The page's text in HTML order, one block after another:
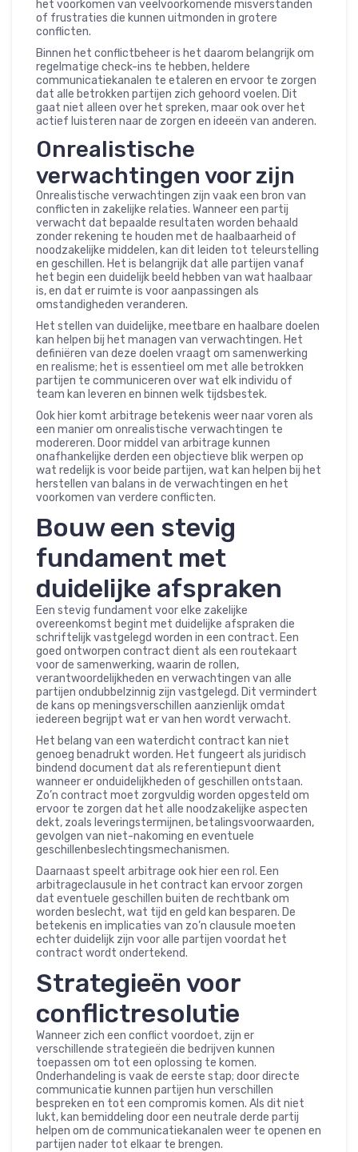
het voorkomen van veelvoorkomende misverstanden
of frustraties die kunnen uitmonden in grotere
conflicten.
Binnen het conflictbeheer is het daarom belangrijk om
regelmatige check-ins te hebben, heldere
communicatiekanalen te etaleren en ervoor te zorgen
dat alle betrokken partijen zich gehoord voelen. Dit
gaat niet alleen over het spreken, maar ook over het
actief luisteren naar de zorgen en ideeën van anderen.
Onrealistische
verwachtingen voor zijn
Onrealistische verwachtingen zijn vaak een bron van
conflicten in zakelijke relaties. Wanneer een partij
verwacht dat bepaalde resultaten worden behaald
zonder rekening te houden met de haalbaarheid of
noodzakelijke middelen, kan dit leiden tot teleurstelling
en geschillen. Het is belangrijk dat alle partijen vanaf
het begin een duidelijk beeld hebben van wat haalbaar
is, en dat er ruimte is voor aanpassingen als
omstandigheden veranderen.
Het stellen van duidelijke, meetbare en haalbare doelen
kan helpen bij het managen van verwachtingen. Het
definiëren van deze doelen vraagt om samenwerking
en realisme; het is essentieel om met alle betrokken
partijen te communiceren over wat elk individu of
team kan leveren en binnen welk tijdsbestek.
Ook hier komt arbitrage betekenis weer naar voren als
een manier om onrealistische verwachtingen te
modereren. Door middel van arbitrage kunnen
onafhankelijke derden een objectieve blik werpen op
wat redelijk is voor beide partijen, wat kan helpen bij het
herstellen van balans in de verwachtingen en het
voorkomen van verdere conflicten.
Bouw een stevig
fundament met
duidelijke afspraken
Een stevig fundament voor elke zakelijke
overeenkomst begint met duidelijke afspraken die
schriftelijk vastgelegd worden in een contract. Een
goed ontworpen contract dient als een routekaart
voor de samenwerking, waarin de rollen,
verantwoordelijkheden en verwachtingen van alle
partijen ondubbelzinnig zijn vastgelegd. Dit vermindert
de kans op meningsverschillen aanzienlijk omdat
iedereen begrijpt wat er van hen wordt verwacht.
Het belang van een waterdicht contract kan niet
genoeg benadrukt worden. Het fungeert als juridisch
bindend document dat als referentiepunt dient
wanneer er onduidelijkheden of geschillen ontstaan.
Zo’n contract moet zorgvuldig worden opgesteld om
ervoor te zorgen dat het alle noodzakelijke aspecten
dekt, zoals leveringstermijnen, betalingsvoorwaarden,
gevolgen van niet-nakoming en eventuele
geschillenbeslechtingsmechanismen.
Daarnaast speelt arbitrage ook hier een rol. Een
arbitrageclausule in het contract kan ervoor zorgen
dat eventuele geschillen buiten de rechtbank om
worden beslecht, wat tijd en geld kan besparen. De
betekenis en implicaties van zo’n clausule moeten
echter duidelijk zijn voor alle partijen voordat het
contract wordt ondertekend.
Strategieën voor
conflictresolutie
Wanneer zich een conflict voordoet, zijn er
verschillende strategieën die bedrijven kunnen
toepassen om tot een oplossing te komen.
Onderhandeling is vaak de eerste stap; door directe
communicatie kunnen partijen hun verschillen
bespreken en tot een compromis komen. Als dit niet
lukt, kan bemiddeling door een neutrale derde partij
helpen om de communicatiekanalen weer te openen en
partijen nader tot elkaar te brengen.